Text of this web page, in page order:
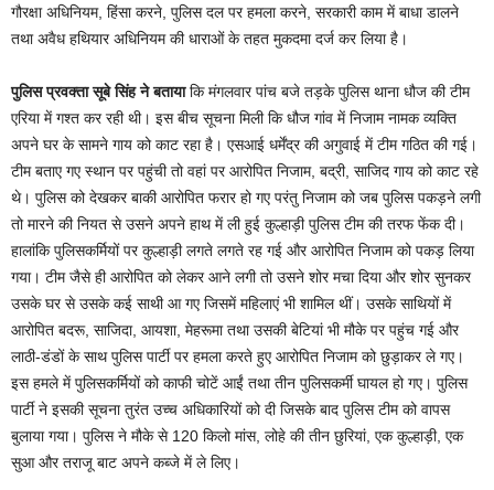
गौरक्षा अधिनियम, हिंसा करने, पुलिस दल पर हमला करने, सरकारी काम में बाधा डालने
तथा अवैध हथियार अधिनियम की धाराओं के तहत मुकदमा दर्ज कर लिया है।
पुलिस प्रवक्ता सूबे सिंह ने बतायाकि मंगलवार पांच बजे तड़के पुलिस थाना धौज की टीम
एरिया में गश्त कर रही थी। इस बीच सूचना मिली कि धौज गांव में निजाम नामक व्यक्ति
अपने घर के सामने गाय को काट रहा है। एसआई धर्मेंद्र की अगुवाई में टीम गठित की गई।
टीम बताए गए स्थान पर पहुंची तो वहां पर आरोपित निजाम, बद्री, साजिद गाय को काट रहे
थे। पुलिस को देखकर बाकी आरोपित फरार हो गए परंतु निजाम को जब पुलिस पकड़ने लगी
तो मारने की नियत से उसने अपने हाथ में ली हुई कुल्हाड़ी पुलिस टीम की तरफ फेंक दी।
हालांकि पुलिसकर्मियों पर कुल्हाड़ी लगते लगते रह गई और आरोपित निजाम को पकड़ लिया
गया। टीम जैसे ही आरोपित को लेकर आने लगी तो उसने शोर मचा दिया और शोर सुनकर
उसके घर से उसके कई साथी आ गए जिसमें महिलाएं भी शामिल थीं। उसके साथियों में
आरोपित बदरू, साजिदा, आयशा, मेहरूमा तथा उसकी बेटियां भी मौके पर पहुंच गई और
लाठी-डंडों के साथ पुलिस पार्टी पर हमला करते हुए आरोपित निजाम को छुड़ाकर ले गए।
इस हमले में पुलिसकर्मियों को काफी चोटें आईं तथा तीन पुलिसकर्मी घायल हो गए। पुलिस
पार्टी ने इसकी सूचना तुरंत उच्च अधिकारियों को दी जिसके बाद पुलिस टीम को वापस
बुलाया गया। पुलिस ने मौके से 120 किलो मांस, लोहे की तीन छुरियां, एक कुल्हाड़ी, एक
सुआ और तराजू बाट अपने कब्जे में ले लिए।